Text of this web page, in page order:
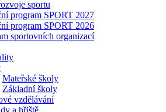
sportu
program SPORT 2027
program SPORT 2026
sportovních organizací
Mateřské školy
Základní školy
vzdělávání